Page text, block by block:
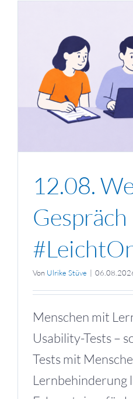
12.08.
Gespräch
Von Ulrike Stüve |
Menschen mit
Usability-Tests –
Tests mit
Lernbehinderung